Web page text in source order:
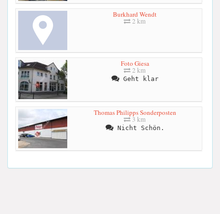
Burkhard Wendt
2 km
Foto Giesa
2 km
Geht klar
Thomas Philipps Sonderposten
3 km
Nicht Schön.